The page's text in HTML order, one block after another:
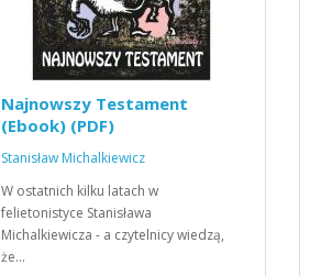
Najnowszy Testament
(Ebook) (PDF)
Stanisław Michalkiewicz
W ostatnich kilku latach w
felietonistyce Stanisława
Michalkiewicza - a czytelnicy wiedzą,
że…